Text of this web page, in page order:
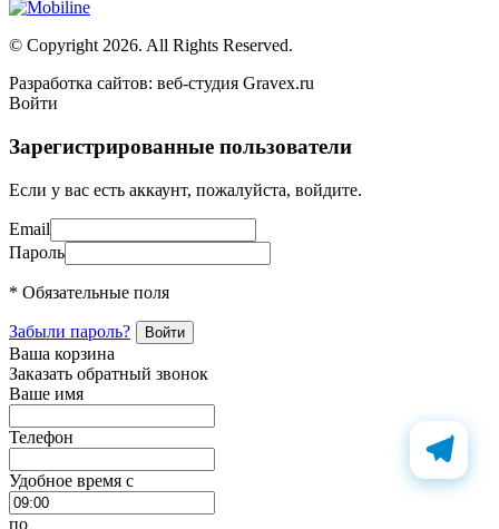
© Copyright 2026. All Rights Reserved.
Разработка сайтов: веб-студия Gravex.ru
Войти
Зарегистрированные пользователи
Если у вас есть аккаунт, пожалуйста, войдите.
Email
Пароль
* Обязательные поля
Забыли пароль?
Ваша корзина
Заказать обратный звонок
Ваше имя
Телефон
Удобное время c
по